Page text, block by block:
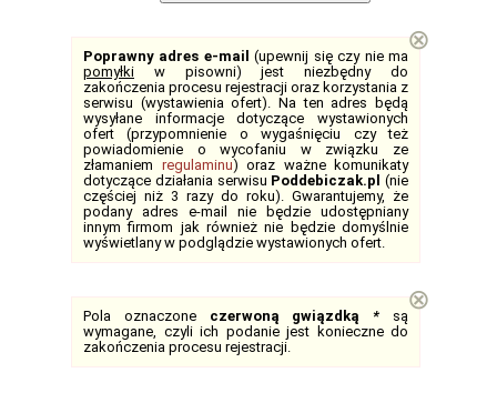
Poprawny adres e-mail (upewnij się czy nie ma
pomyłki w pisowni) jest niezbędny do
zakończenia procesu rejestracji oraz korzystania z
serwisu (wystawienia ofert). Na ten adres będą
wysyłane informacje dotyczące wystawionych
ofert (przypomnienie o wygaśnięciu czy też
powiadomienie o wycofaniu w związku ze
złamaniem regulaminu) oraz ważne komunikaty
dotyczące działania serwisu Poddebiczak.pl (nie
częściej niż 3 razy do roku). Gwarantujemy, że
podany adres e-mail nie będzie udostępniany
innym firmom jak również nie będzie domyślnie
wyświetlany w podglądzie wystawionych ofert.
⊗
Pola oznaczone czerwoną gwiązdką* są
wymagane, czyli ich podanie jest konieczne do
zakończenia procesu rejestracji.
⊗